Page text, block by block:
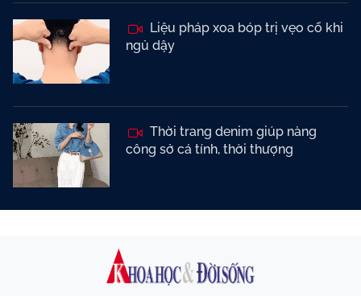
Liệu pháp xoa bóp trị vẹo cổ khi
ngủ dậy
Thời trang denim giúp nàng
công sở cá tính, thời thượng